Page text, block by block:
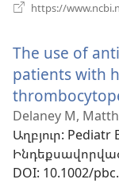
https://
The use of
patients with
Delaney M,
Աղբյուր‎: Pediatr
DOI‎: 10.1002/